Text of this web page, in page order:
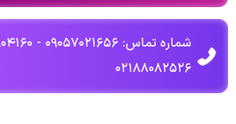
۰۲۱۸۸۰۸۲۵۲۶